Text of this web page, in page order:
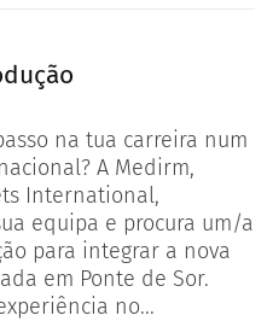
na tua carreira num
A Medirm,
International,
equipa e procura um/a
para integrar a nova
em Ponte de Sor.
no...